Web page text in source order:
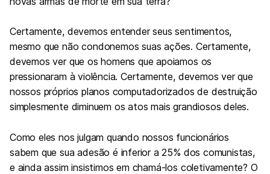
Certamente, devemos entender seus sentimentos,
mesmo que não condonemos suas ações. Certamente,
devemos ver que os homens que apoiamos os
pressionaram à violência. Certamente, devemos ver que
nossos próprios planos computadorizados de destruição
simplesmente diminuem os atos mais grandiosos deles.
Como eles nos julgam quando nossos funcionários
sabem que sua adesão é inferior a 25% dos comunistas,
e ainda assim insistimos em chamá-los coletivamente? O